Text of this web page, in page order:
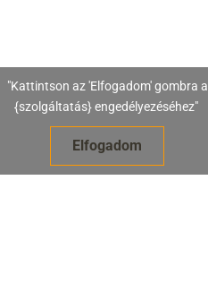
"Kattintson az 'Elfogadom' gombra a
{szolgáltatás} engedélyezéséhez"
Elfogadom